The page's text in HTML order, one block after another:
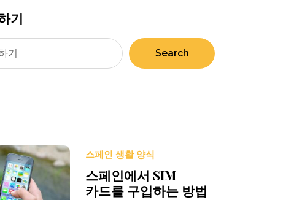
기
Search
스페인 생활 양식
스페인에서 SIM
카드를 구입하는 방법